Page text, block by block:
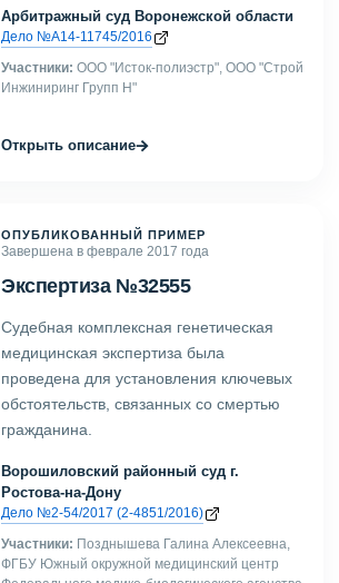
Арбитражный суд Воронежской области
Дело №А14-11745/2016
Участники: ООО "Исток-полиэстр", ООО "Строй
Инжиниринг Групп Н"
Открыть описание→
ОПУБЛИКОВАННЫЙ ПРИМЕР
Завершена в феврале 2017 года
Экспертиза №32555
Судебная комплексная генетическая
медицинская экспертиза была
проведена для установления ключевых
обстоятельств, связанных со смертью
гражданина.
Ворошиловский районный суд г.
Ростова-на-Дону
Дело №2-54/2017 (2-4851/2016)
Участники: Позднышева Галина Алексеевна,
ФГБУ Южный окружной медицинский центр